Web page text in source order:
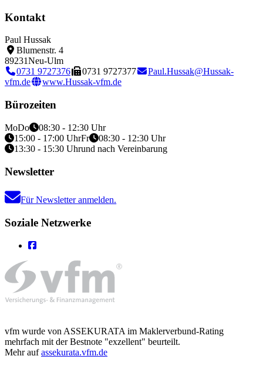
Kontakt
Paul Hussak
Blumenstr. 4
89231Neu-Ulm
0731 9727376
0731 9727377
Paul.Hussak@Hussak-
vfm.de
www.Hussak-vfm.de
Bürozeiten
MoDo
08:30 - 12:30 Uhr
15:00 - 17:00 UhrFr
08:30 - 12:30 Uhr
13:30 - 15:30 Uhrund nach Vereinbarung
Newsletter
Für Newsletter anmelden.
Soziale Netzwerke
vfm wurde von ASSEKURATA im Maklerverbund-Rating
mehrfach mit der Bestnote "exzellent" beurteilt.
Mehr aufassekurata.vfm.de